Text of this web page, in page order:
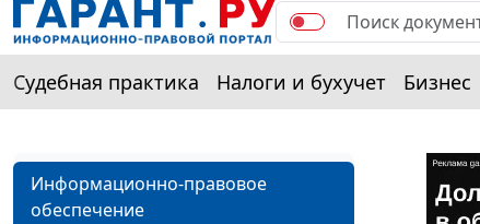
Судебная практика Налоги и бухучет Бизнес
Информационно-правовое
обеспечение